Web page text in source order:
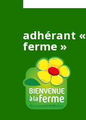
adhérant
ferme »